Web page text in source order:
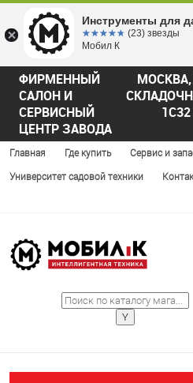
ФИРМЕННЫЙ
САЛОН И
СЕРВИСНЫЙ
ЦЕНТР ЗАВОДА
1С32
Главная Где купить Сервис и
Университет садовой техники
Инструменты для
☆☆☆☆☆
★★★★★ (23) звезды
Мобил К